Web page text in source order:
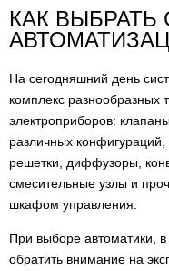
Наружные датчики
Термостаты
Монтажный
Погружная гильза
Наружные датчики
Накладные
КАК
На сегодняшний день
комплекс разнообразных
электроприборов:
различных
решетки, диффузоры,
смесительные узлы и
шкафом управления.
При выборе автоматики,
обратить внимание на